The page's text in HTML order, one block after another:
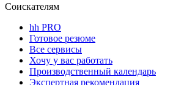
Соискателям
hh PRO
Готовое резюме
Все сервисы
Хочу у вас работать
Производственный календарь
Экспертная рекомендация